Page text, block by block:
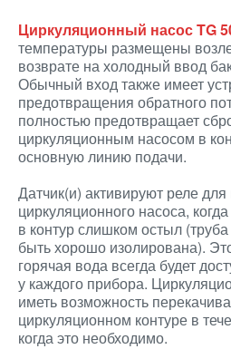
Циркуляционный насос TG
температуры размещены
возврате на холодный ввод
Обычный вход также имеет
предотвращения обратного
полностью предотвращает
циркуляционным насосом в
основную линию подачи.
Датчик(и) активируют реле
циркуляционного насоса,
в контур слишком остыл
быть хорошо изолирована).
горячая вода всегда будет
у каждого прибора.
иметь возможность
циркуляционном контуре в
когда это необходимо.